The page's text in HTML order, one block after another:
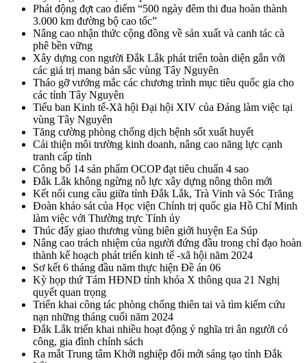
Phát động đợt cao điểm “500 ngày đêm thi đua hoàn thành
3.000 km đường bộ cao tốc”
Nâng cao nhận thức cộng đồng về sản xuất và canh tác cà
phê bền vững
Xây dựng con người Đắk Lắk phát triển toàn diện gắn với
các giá trị mang bản sắc vùng Tây Nguyên
Tháo gỡ vướng mắc các chương trình mục tiêu quốc gia cho
các tỉnh Tây Nguyên
Tiểu ban Kinh tế-Xã hội Đại hội XIV của Đảng làm việc tại
vùng Tây Nguyên
Tăng cường phòng chống dịch bệnh sốt xuất huyết
Cải thiện môi trường kinh doanh, nâng cao năng lực cạnh
tranh cấp tỉnh
Công bố 14 sản phẩm OCOP đạt tiêu chuẩn 4 sao
Đắk Lắk không ngừng nỗ lực xây dựng nông thôn mới
Kết nối cung cầu giữa tỉnh Đắk Lắk, Trà Vinh và Sóc Trăng
Đoàn khảo sát của Học viện Chính trị quốc gia Hồ Chí Minh
làm việc với Thường trực Tỉnh ủy
Thúc đẩy giao thương vùng biên giới huyện Ea Súp
Nâng cao trách nhiệm của người đứng đầu trong chỉ đạo hoàn
thành kế hoạch phát triển kinh tế -xã hội năm 2024
Sơ kết 6 tháng đầu năm thực hiện Đề án 06
Kỳ họp thứ Tám HĐND tỉnh khóa X thông qua 21 Nghị
quyết quan trọng
Triển khai công tác phòng chống thiên tai và tìm kiếm cứu
nạn những tháng cuối năm 2024
Đắk Lắk triển khai nhiều hoạt động ý nghĩa tri ân người có
công, gia đình chính sách
Ra mắt Trung tâm Khởi nghiệp đổi mới sáng tạo tỉnh Đắk